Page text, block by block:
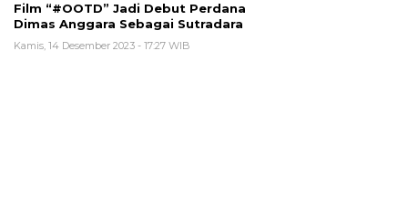
Film “#OOTD” Jadi Debut Perdana
Dimas Anggara Sebagai Sutradara
Kamis, 14 Desember 2023 - 17:27 WIB